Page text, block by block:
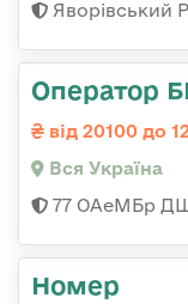
Яворівський
Оператор
від 20100 до
Вся Україна
77 ОАеМБр
Номер